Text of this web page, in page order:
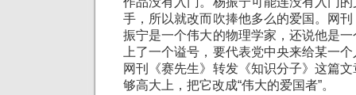
手，所以就改而吹捧他多么的爱国。网
振宁是一个伟大的物理学家，还说他是
上了一个谥号，要代表党中央来给某一
网刊《赛先生》转发《知识分子》这篇
够高大上，把它改成“伟大的爱国者”。